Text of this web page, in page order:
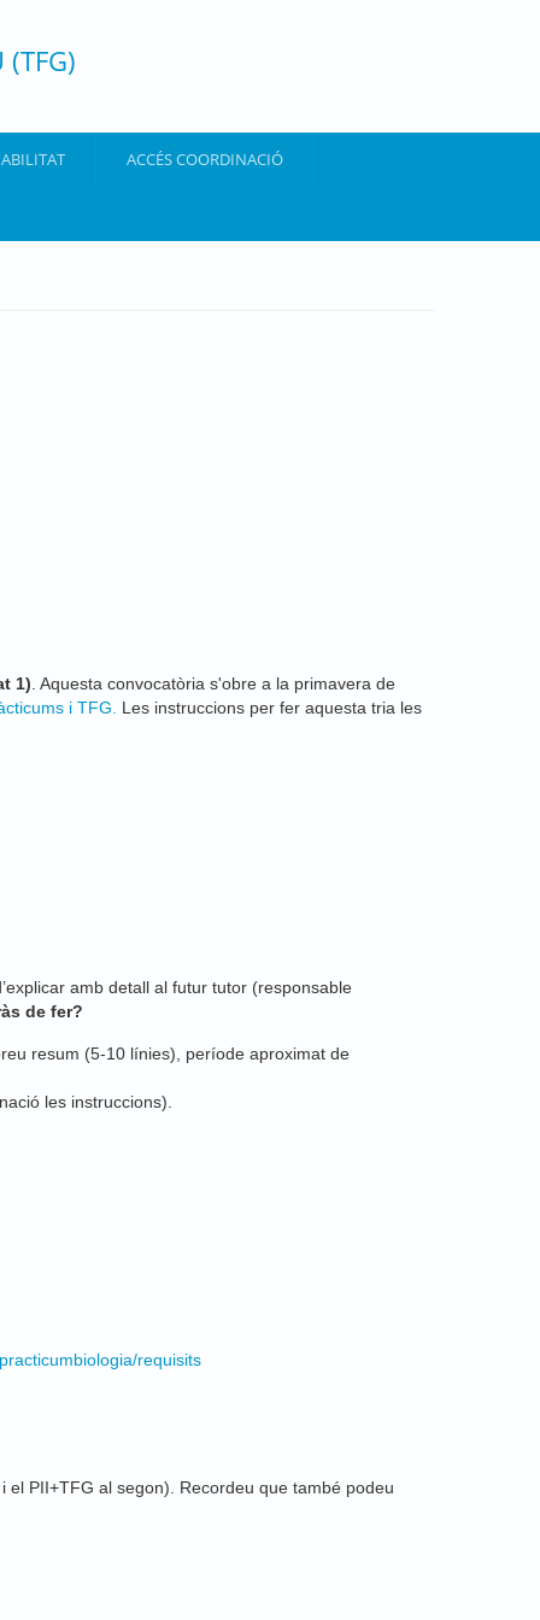
(TFG)
ACCÉS COORDINACIÓ
1) . Aquesta convocatòria s'obre a la primavera de
i TFG.
Les instruccions per fer aquesta tria les
amb detall al futur tutor (responsable
de fer?
resum (5-10 línies), període aproximat de
les instruccions).
requisits
PII+TFG al segon). Recordeu que també podeu